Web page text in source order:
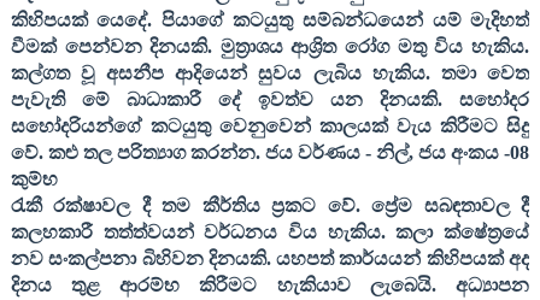
කිහිපයක් යෙදේ. පියාගේ කටයුතු සම්බන්ධයෙන් යම් මැදිහත්
වීමක් පෙන්වන දිනයකි. මුත්‍රාශය ආශ්‍රිත රෝග මතු විය හැකිය.
කල්ගත වූ අසනීප ආදියෙන් සුවය ලැබිය හැකිය. තමා වෙත
පැවැති මේ බාධාකාරී දේ ඉවත්ව යන දිනයකි. සහෝදර
සහෝදරියන්ගේ කටයුතු වෙනුවෙන් කාලයක් වැය කිරීමට සිදු
වේ. කළු තල පරිත්‍යාග කරන්න. ජය වර්ණය - නිල්, ජය අංකය -08
කුම්භ
රැකී රක්ෂාවල දී තම කීර්තිය ප්‍රකට වේ. ප්‍රේම සබඳතාවල දී
කලහකාරී තත්ත්වයන් වර්ධනය විය හැකිය. කලා ක්ෂේත්‍රයේ
නව සංකල්පනා බිහිවන දිනයකි. යහපත් කාර්යයන් කිහිපයක් අද
දිනය තුළ ආරම්භ කිරීමට හැකියාව ලැබෙයි. අධ්‍යාපන